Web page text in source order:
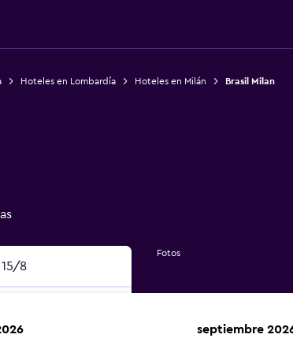
Hoteles en Lombardía Hoteles en Milán Brasil Milan
15/8
Fotos
septiembre